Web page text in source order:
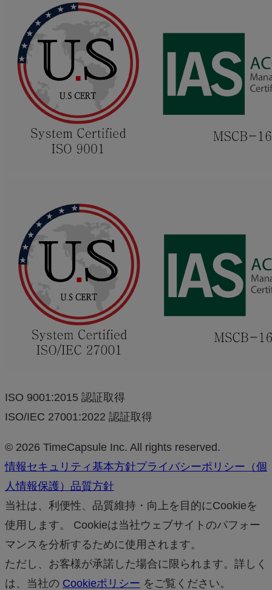
ISO 9001:2015 認証取得
ISO/IEC 27001:2022 認証取得
© 2026 TimeCapsule Inc. All rights reserved.
情報セキュリティ基本方針プライバシーポリシー（個
人情報保護） 品質方針
当社は、利便性、品質維持・向上を目的にCookieを
使用します。 Cookieは当社ウェブサイトのパフォー
マンスを分析するために使用されます。
ただし、お客様が承諾した場合に限られます。詳しく
は、当社の Cookieポリシー をご覧ください。